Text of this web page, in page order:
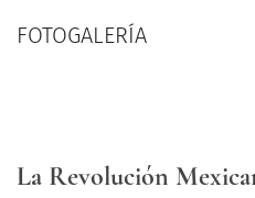
FOTOGALERÍA
La Revolución